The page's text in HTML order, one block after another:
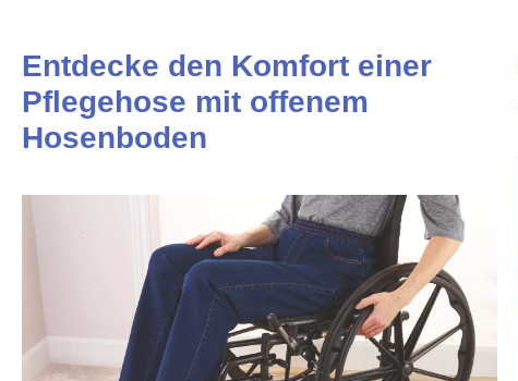
Entdecke den Komfort einer
Pflegehose mit offenem
Hosenboden